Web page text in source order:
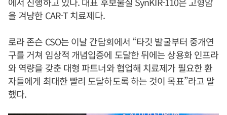
을 겨냥한 CAR-T 치료제다.
로라 존슨 CSO는 이날 간담회에서 “타깃 발굴부터 중개연
구를 거쳐 임상적 개념입증에 도달한 뒤에는 상용화 인프라
와 역량을 갖춘 대형 파트너와 협업해 치료제가 필요한 환
자들에게 최대한 빨리 도달하도록 하는 것이 목표”라고 말
했다.